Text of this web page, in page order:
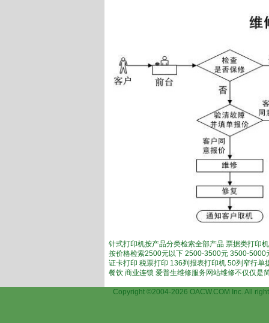
针式打印机按产品分类检索全部产品 票据类打印
按价格检索2500元以下 2500-3500元 3500-
证卡打印 税票打印 136列报表打印机 50列窄行单
餐饮 商业连锁 爱普生维修服务网站维修不仅仅是
上海
Copyright ©2004-2026 OACW.COM Inc. All